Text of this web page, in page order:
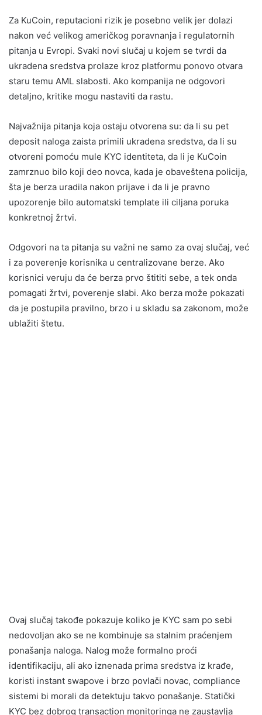
Za KuCoin, reputacioni rizik je posebno velik jer dolazi
nakon već velikog američkog poravnanja i regulatornih
pitanja u Evropi. Svaki novi slučaj u kojem se tvrdi da
ukradena sredstva prolaze kroz platformu ponovo otvara
staru temu AML slabosti. Ako kompanija ne odgovori
detaljno, kritike mogu nastaviti da rastu.
Najvažnija pitanja koja ostaju otvorena su: da li su pet
deposit naloga zaista primili ukradena sredstva, da li su
otvoreni pomoću mule KYC identiteta, da li je KuCoin
zamrznuo bilo koji deo novca, kada je obaveštena policija,
šta je berza uradila nakon prijave i da li je pravno
upozorenje bilo automatski template ili ciljana poruka
konkretnoj žrtvi.
Odgovori na ta pitanja su važni ne samo za ovaj slučaj, već
i za poverenje korisnika u centralizovane berze. Ako
korisnici veruju da će berza prvo štititi sebe, a tek onda
pomagati žrtvi, poverenje slabi. Ako berza može pokazati
da je postupila pravilno, brzo i u skladu sa zakonom, može
ublažiti štetu.
Ovaj slučaj takođe pokazuje koliko je KYC sam po sebi
nedovoljan ako se ne kombinuje sa stalnim praćenjem
ponašanja naloga. Nalog može formalno proći
identifikaciju, ali ako iznenada prima sredstva iz krađe,
koristi instant swapove i brzo povlači novac, compliance
sistemi bi morali da detektuju takvo ponašanje. Statički
KYC bez dobrog transaction monitoringa ne zaustavlja